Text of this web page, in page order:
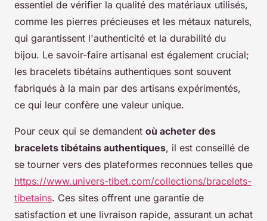
essentiel de vérifier la qualité des matériaux utilisés,
comme les pierres précieuses et les métaux naturels,
qui garantissent l'authenticité et la durabilité du
bijou. Le savoir-faire artisanal est également crucial;
les bracelets tibétains authentiques sont souvent
fabriqués à la main par des artisans expérimentés,
ce qui leur confère une valeur unique.
Pour ceux qui se demandent où acheter des
bracelets tibétains authentiques, il est conseillé de
se tourner vers des plateformes reconnues telles que
https://www.univers-tibet.com/collections/bracelets-
tibetains. Ces sites offrent une garantie de
satisfaction et une livraison rapide, assurant un achat